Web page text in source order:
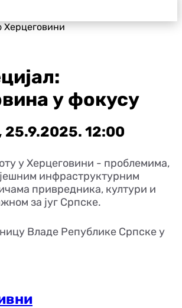
у фокусу
12:00
у Херцеговини - проблемима,
инфраструктурним
привредника, култури и
за југ Српске.
Владе Републике Српске у